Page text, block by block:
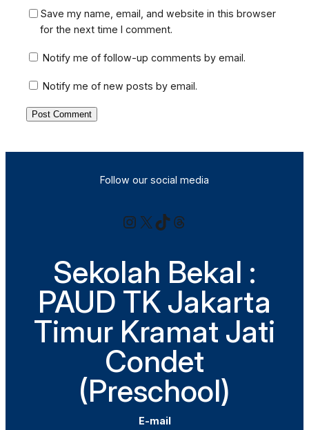
Save my name, email, and website in this browser
for the next time I comment.
Notify me of follow-up comments by email.
Notify me of new posts by email.
Follow our social media
Instagram X TikTok Threads
Sekolah Bekal :
PAUD TK Jakarta
Timur Kramat Jati
Condet
(Preschool)
E-mail